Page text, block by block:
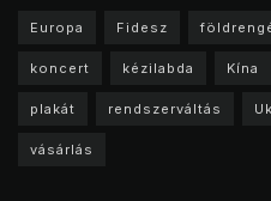
Europa Fidesz
koncert kézilabda Kína
plakát rendszerváltás
vásárlás